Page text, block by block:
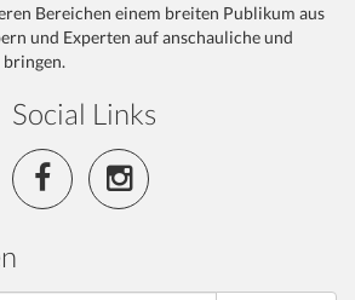
Bereichen einem breiten Publikum aus
und Experten auf anschauliche und
Social Links